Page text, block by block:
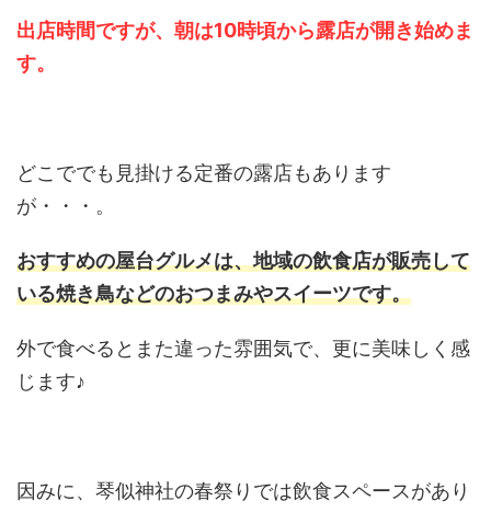
出店時間ですが、朝は10時頃から露店が開き始めま
す。
どこででも見掛ける定番の露店もあります
が・・・。
おすすめの屋台グルメは、地域の飲食店が販売して
いる焼き鳥などのおつまみやスイーツです。
外で食べるとまた違った雰囲気で、更に美味しく感
じます♪
因みに、琴似神社の春祭りでは飲食スペースがあり